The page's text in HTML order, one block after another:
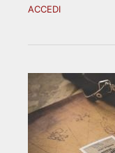
ACCEDI